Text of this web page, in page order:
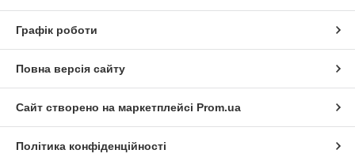
Графік роботи
Повна версія сайту
Сайт створено на маркетплейсі Prom.ua
Політика конфіденційності